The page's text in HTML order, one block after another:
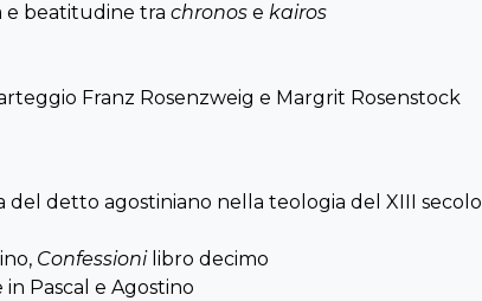
e beatitudine tra chronos e kairos
Franz Rosenzweig e Margrit Rosenstock
del detto agostiniano nella teologia del XIII secolo
Confessionilibro decimo
Pascal e Agostino